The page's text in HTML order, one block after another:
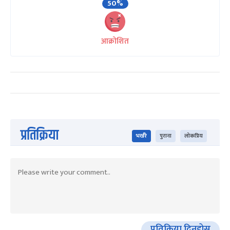
50%
आक्रोशित
प्रतिक्रिया भर्खरै पुराना लोकप्रिय